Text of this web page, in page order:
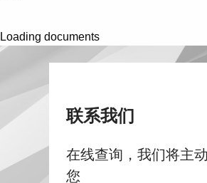
Loading documents
联系我们
在线查询，我们将主
您